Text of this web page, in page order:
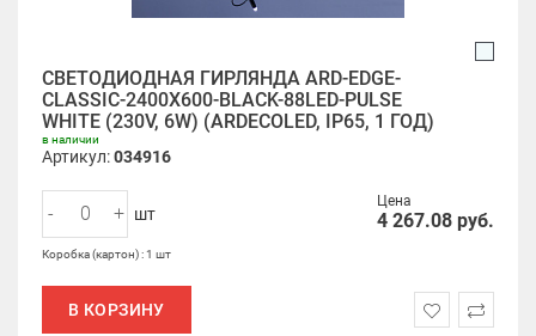
СВЕТОДИОДНАЯ ГИРЛЯНДА ARD-EDGE-
CLASSIC-2400X600-BLACK-88LED-PULSE
WHITE (230V, 6W) (ARDECOLED, IP65, 1 ГОД)
в наличии
Артикул:034916
Цена
4 267.08 руб.
- + шт
Коробка (картон) : 1 шт
В КОРЗИНУ